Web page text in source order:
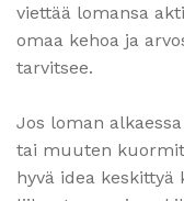
viettää lomansa
omaa kehoa ja
tarvitsee.
Jos loman
tai muuten
hyvä idea keskittyä